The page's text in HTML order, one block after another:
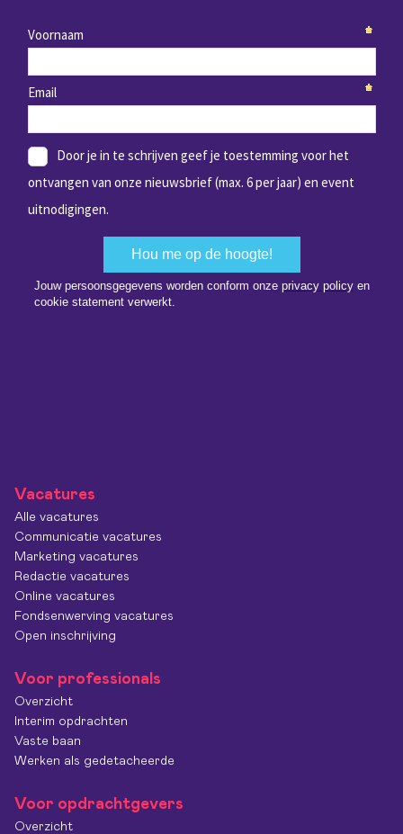
Vacatures
Alle vacatures
Communicatie vacatures
Marketing vacatures
Redactie vacatures
Online vacatures
Fondsenwerving vacatures
Open inschrijving
Voor professionals
Overzicht
Interim opdrachten
Vaste baan
Werken als gedetacheerde
Voor opdrachtgevers
Overzicht